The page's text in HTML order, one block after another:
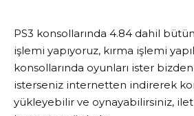
PS3 konsollarında 4.84 dahil
işlemi yapıyoruz, kırma işlemi
konsollarında oyunları ister
isterseniz internetten indirerek
yükleyebilir ve oynayabilirsiniz,